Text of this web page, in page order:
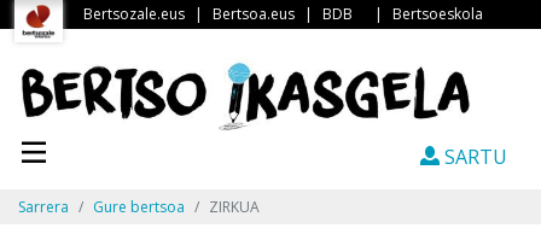
Bertsozale.eus | Bertsoa.eus | BDB | Bertsoeskola
SARTU
Sarrera Gure bertsoa ZIRKUA